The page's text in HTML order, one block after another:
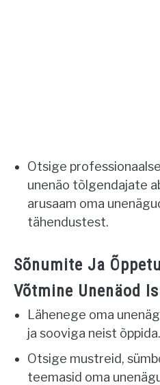
Otsige
unenäo tõlgendajate
arusaam oma
tähendustest.
Sõnumite Ja
Võtmine Unenäod
Lähenege oma
ja sooviga neist õppida.
Otsige mustreid,
teemasid oma